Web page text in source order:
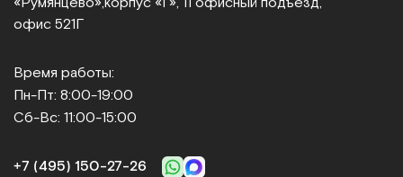
офис 521Г
Время работы:
Пн-Пт: 8:00-19:00
Сб-Вс: 11:00-15:00
+7 (495) 150‑27‑26